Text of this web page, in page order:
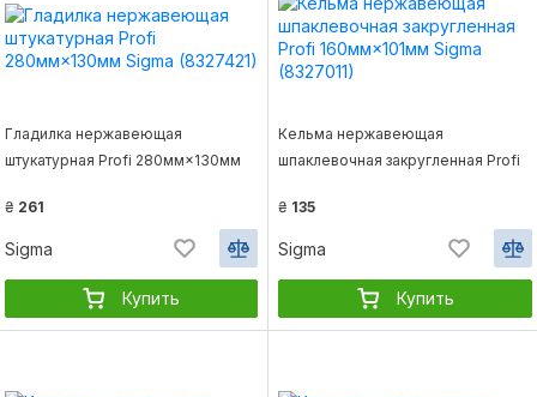
Гладилка нержавеющая
штукатурная Profi 280мм×130мм
₴ 261
Sigma
Купить
Кельма нержавеющая
шпаклевочная закругленная Profi
₴ 135
Sigma
Купить